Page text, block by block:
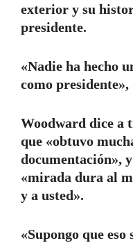
exterior y su
presidente.
«Nadie ha hecho
como
Woodward dice a
que «obtuvo
documentación»,
«mirada dura al
y a usted».
«Supongo que